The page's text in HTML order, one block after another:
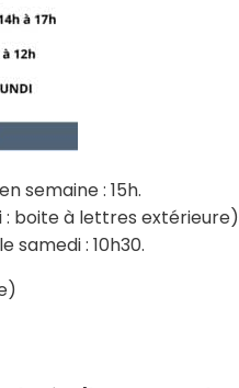
semaine : 15h.
: boite à lettres extérieure)
samedi : 10h30.